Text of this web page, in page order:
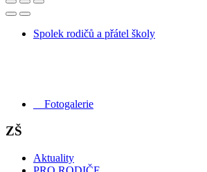
Spolek rodičů a přátel školy
Fotogalerie
ZŠ
Aktuality